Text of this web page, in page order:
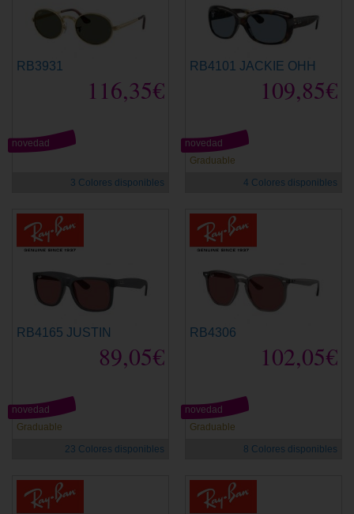
RB3931
116,35€
novedad
3 Colores disponibles
RB4101 JACKIE OHH
109,85€
Graduable
novedad
4 Colores disponibles
RB4165 JUSTIN
89,05€
Graduable
novedad
23 Colores disponibles
RB4306
102,05€
Graduable
novedad
8 Colores disponibles